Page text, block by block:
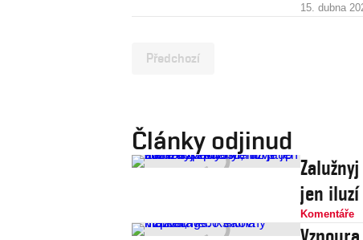
15. dubna
Předchozí
Články odjinud
jen
Komentáře